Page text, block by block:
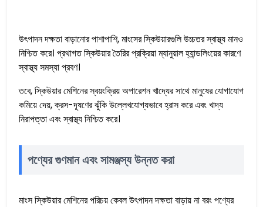
উৎপাদন দক্ষতা বাড়ানোর পাশাপাশি, মাংসের স্কিউয়ারগুলি উচ্চতর স্বাস্থ্য মানও
নিশ্চিত করে। প্রথাগত স্কিউয়ার তৈরির প্রক্রিয়া ম্যানুয়াল হ্যান্ডলিংয়ের কারণে
স্বাস্থ্য সমস্যা প্রবণ।
তবে, স্কিউয়ার মেশিনের স্বয়ংক্রিয় অপারেশন খাদ্যের সাথে মানুষের যোগাযোগ
কমিয়ে দেয়, ক্রস-দূষণের ঝুঁকি উল্লেখযোগ্যভাবে হ্রাস করে এবং খাদ্য
নিরাপত্তা এবং স্বাস্থ্য নিশ্চিত করে।
পণ্যের গুণমান এবং সামঞ্জস্য উন্নত করা
মাংস স্কিউয়ার মেশিনের পরিচয় কেবল উৎপাদন দক্ষতা বাড়ায় না বরং পণ্যের